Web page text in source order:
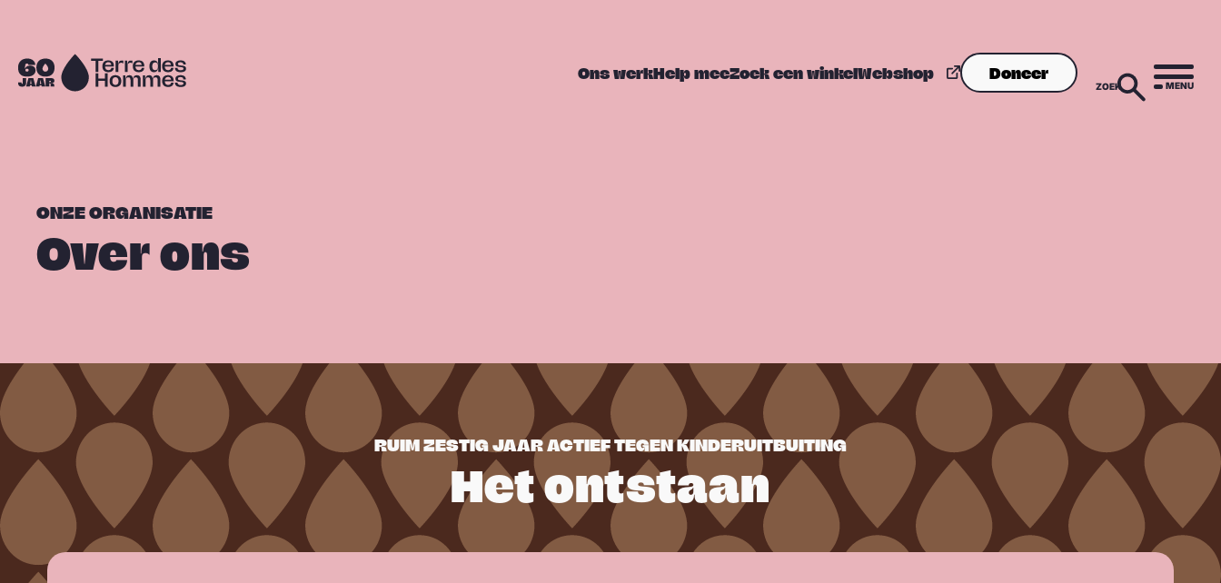
Naar
Ons werkHelp meeZoek een winkelWebshop Doneer
ZOEK MENU
ONZE ORGANISATIE
Over ons
RUIM ZESTIG JAAR ACTIEF TEGEN KINDERUITBUITING
Het ontstaan
Antoine de Saint-Exupéry